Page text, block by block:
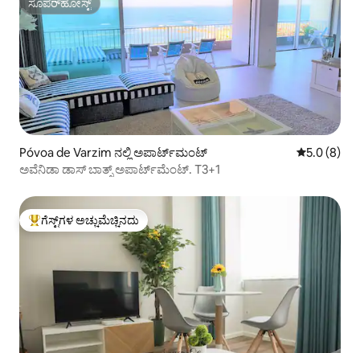
ಸೂಪರ್‌ಹೋಸ್ಟ್
ಸೂಪರ್‌ಹೋಸ್ಟ್
Póvoa de Varzim ನಲ್ಲಿ ಅಪಾರ್ಟ್‌ಮಂಟ್ 5 ರಲ್ಲಿ 5.0
5.0 (8)
ಅವೆನಿಡಾ ಡಾಸ್ ಬಾತ್ಸ್ ಅಪಾರ್ಟ್‌ಮೆಂಟ್. T3+1
ಗೆಸ್ಟ್‌ಗಳಿಗೆ ಅತಿ ಹೆಚ್ಚು ಅಚ್ಚುಮೆಚ್ಚಿನದು
ಗೆಸ್ಟ್‌ಗಳ ಅಚ್ಚುಮೆಚ್ಚಿನದು